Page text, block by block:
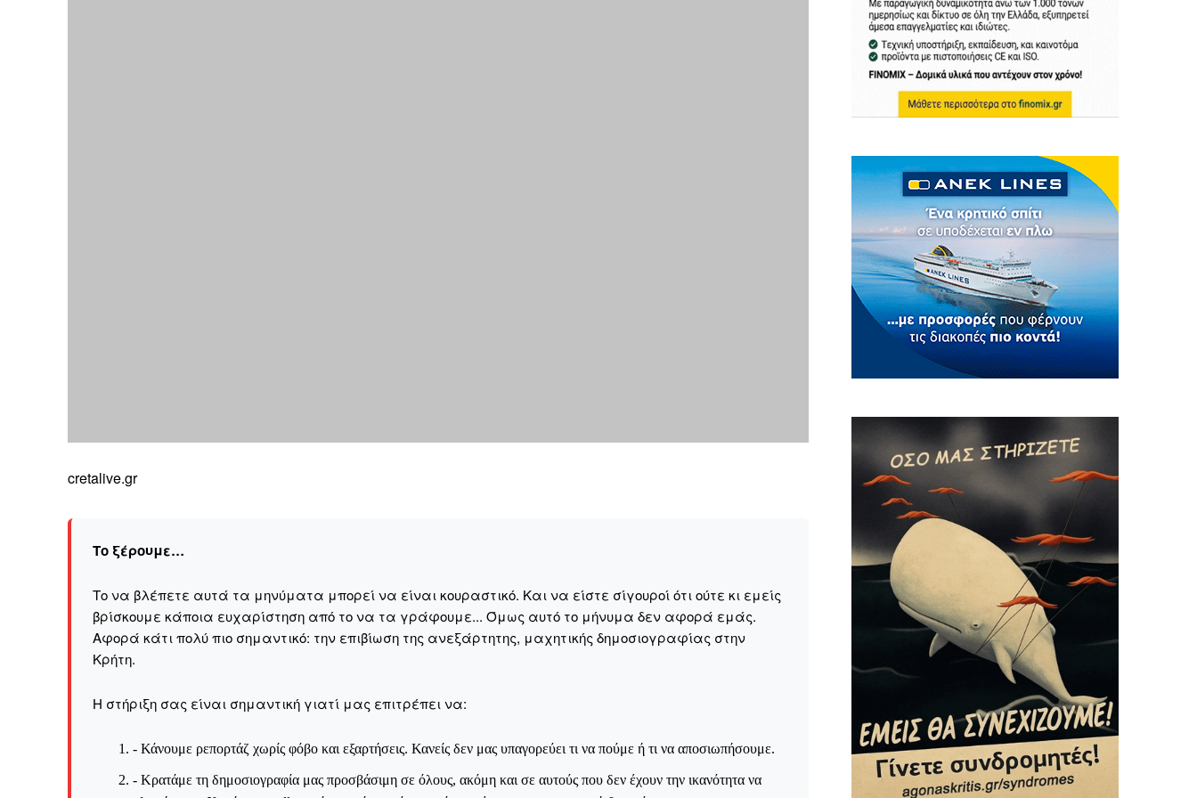
cretalive.gr
Το ξέρουμε…
Το να βλέπετε αυτά τα μηνύματα μπορεί να είναι κουραστικό. Και να είστε σίγουροί ότι ούτε κι εμείς
βρίσκουμε κάποια ευχαρίστηση από το να τα γράφουμε... Όμως αυτό το μήνυμα δεν αφορά εμάς.
Αφορά κάτι πολύ πιο σημαντικό: την επιβίωση της ανεξάρτητης, μαχητικής δημοσιογραφίας στην
Kρήτη.
Η στήριξη σας είναι σημαντική γιατί μας επιτρέπει να:
- Κάνουμε ρεπορτάζ χωρίς φόβο και εξαρτήσεις. Κανείς δεν μας υπαγορεύει τι να πούμε ή τι να αποσιωπήσουμε.
- Κρατάμε τη δημοσιογραφία μας προσβάσιμη σε όλους, ακόμη και σε αυτούς που δεν έχουν την ικανότητα να